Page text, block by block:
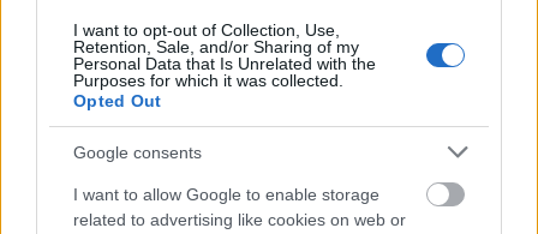
I want to opt-out of Collection, Use,
Retention, Sale, and/or Sharing of my
Personal Data that Is Unrelated with the
Purposes for which it was collected.
Opted Out
Google consents
I want to allow Google to enable storage
related to advertising like cookies on web or